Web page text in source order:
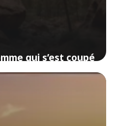
qui s’est coupé